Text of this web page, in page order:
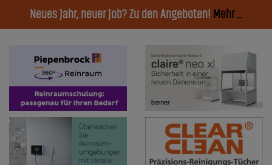
Neues Jahr, neuer Job? Zu den Angeboten! Mehr ...